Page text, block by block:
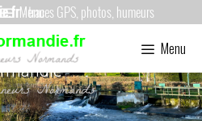
Menu
Menu